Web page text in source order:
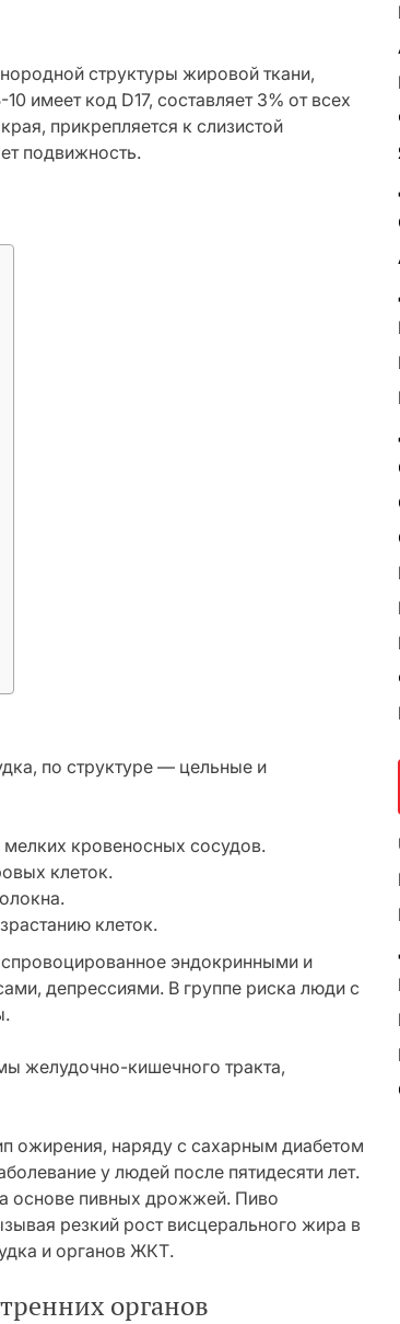
структуры жировой ткани,
имеет код D17, составляет 3% от всех
прикрепляется к слизистой
подвижность.
по структуре — цельные и
кровеносных сосудов.
клеток.
клеток.
эндокринными и
депрессиями. В группе риска люди с
желудочно-кишечного тракта,
ожирения, наряду с сахарным диабетом
у людей после пятидесяти лет.
основе пивных дрожжей. Пиво
резкий рост висцерального жира в
и органов ЖКТ.
органов